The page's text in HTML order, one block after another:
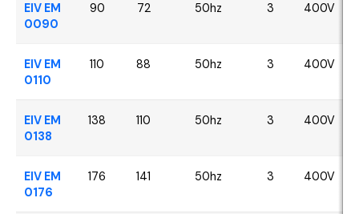
EIV EM
0090
90 72 50hz 3 400V
EIV EM
0110
110 88 50hz 3 400V
EIV EM
0138
138 110 50hz 3 400V
EIV EM
0176
176 141 50hz 3 400V